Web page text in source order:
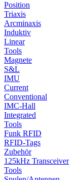
Position
Triaxis
Arcminaxis
Induktiv
Linear
Tools
Magnete
S&L
IMU
Current
Conventional
IMC-Hall
Integrated
Tools
Funk RFID
RFID-Tags
Zubehör
125kHz Transceiver
Tools